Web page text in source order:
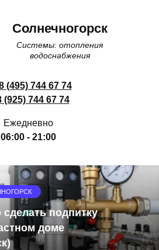
Солнечногорск
Системы: отопления
водоснабжения
(495) 744 67 74
(925) 744 67 74
Ежедневно
06:00 - 21:00
подпитку
доме